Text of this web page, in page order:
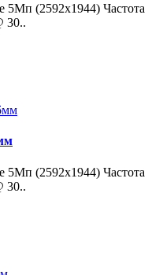
5Мп (2592х1944) Частота
30..
5Мп (2592х1944) Частота
30..